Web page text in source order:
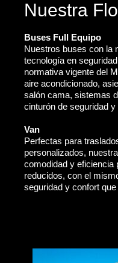
Nuestra
Buses Full Equipo
Nuestros buses con la
tecnología en
normativa vigente del
aire acondicionado,
salón cama, sistemas
cinturón de seguridad
Van
Perfectas para
personalizados,
comodidad y eficiencia
reducidos, con el
seguridad y confort